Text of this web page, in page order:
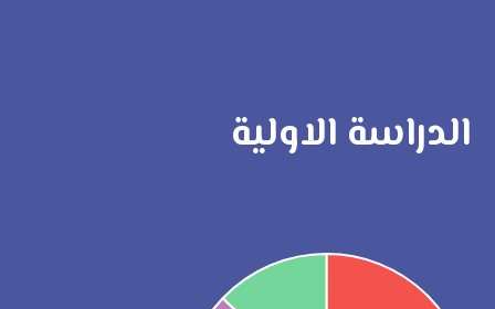
الدراسة الاولية